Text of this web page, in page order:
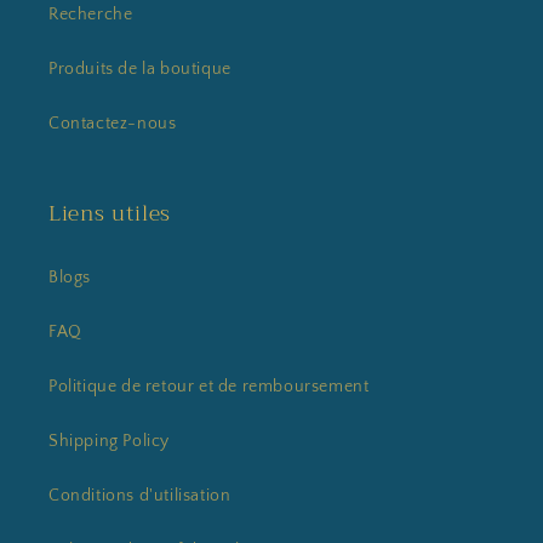
Recherche
Produits de la boutique
Contactez-nous
Liens utiles
Blogs
FAQ
Politique de retour et de remboursement
Shipping Policy
Conditions d'utilisation